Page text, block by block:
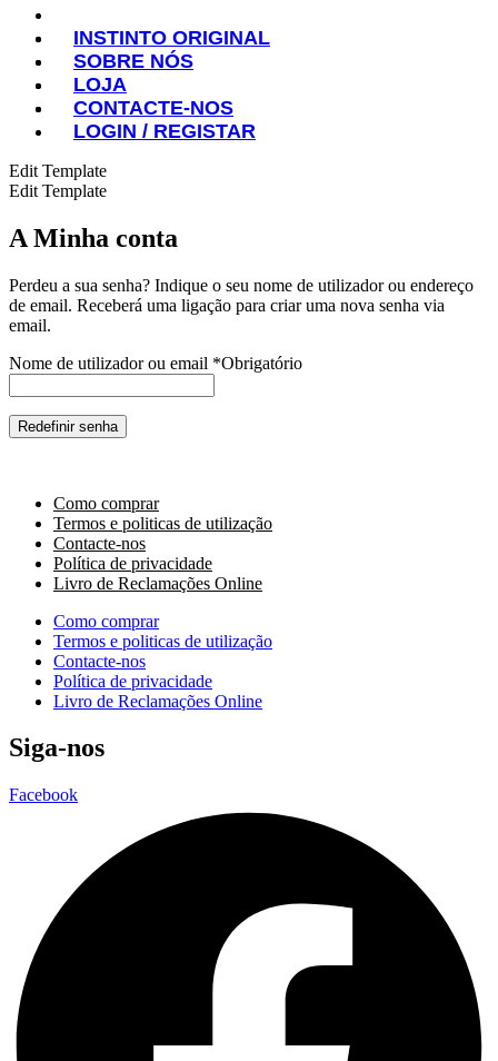
SOBRE NÓS
LOJA
CONTACTE-NOS
LOGIN / REGISTAR
INSTINTO ORIGINAL
SOBRE NÓS
LOJA
CONTACTE-NOS
LOGIN / REGISTAR
Edit Template
Edit Template
A Minha conta
Perdeu a sua senha? Indique o seu nome de utilizador ou endereço
de email. Receberá uma ligação para criar uma nova senha via
email.
Nome de utilizador ou email *Obrigatório
Redefinir senha
Como comprar
Termos e politicas de utilização
Contacte-nos
Política de privacidade
Livro de Reclamações Online
Como comprar
Termos e politicas de utilização
Contacte-nos
Política de privacidade
Livro de Reclamações Online
Siga-nos
Facebook